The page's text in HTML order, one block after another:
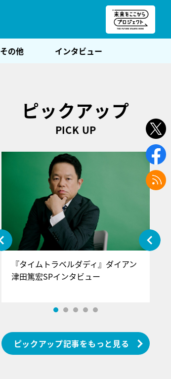
その他 インタビュー
ピックアップ
PICK UP
『タイムトラベルダディ』ダイアン
津田篤宏SPインタビュー
ピックアップ記事をもっと見る